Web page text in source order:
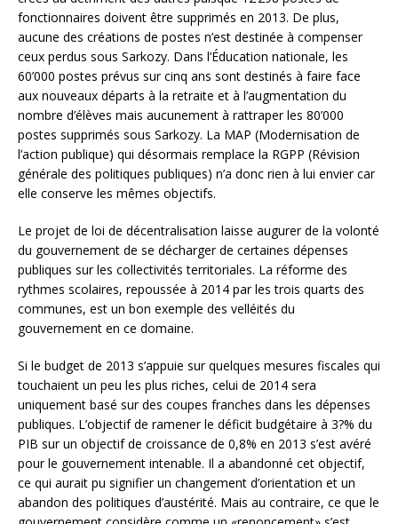
fonctionnaires doivent être supprimés en 2013. De plus,
aucune des créations de postes n’est destinée à compenser
ceux perdus sous Sarkozy. Dans l’Éducation nationale, les
60’000 postes prévus sur cinq ans sont destinés à faire face
aux nouveaux départs à la retraite et à l’augmentation du
nombre d’élèves mais aucunement à rattraper les 80’000
postes supprimés sous Sarkozy. La MAP (Modernisation de
l’action publique) qui désormais remplace la RGPP (Révision
générale des politiques publiques) n’a donc rien à lui envier car
elle conserve les mêmes objectifs.
Le projet de loi de décentralisation laisse augurer de la volonté
du gouvernement de se décharger de certaines dépenses
publiques sur les collectivités territoriales. La réforme des
rythmes scolaires, repoussée à 2014 par les trois quarts des
communes, est un bon exemple des velléités du
gouvernement en ce domaine.
Si le budget de 2013 s’appuie sur quelques mesures fiscales qui
touchaient un peu les plus riches, celui de 2014 sera
uniquement basé sur des coupes franches dans les dépenses
publiques. L’objectif de ramener le déficit budgétaire à 3?% du
PIB sur un objectif de croissance de 0,8% en 2013 s’est avéré
pour le gouvernement intenable. Il a abandonné cet objectif,
ce qui aurait pu signifier un changement d’orientation et un
abandon des politiques d’austérité. Mais au contraire, ce que le